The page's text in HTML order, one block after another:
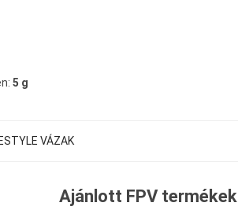
5 g
VÁZAK
Ajánlott FPV termékek